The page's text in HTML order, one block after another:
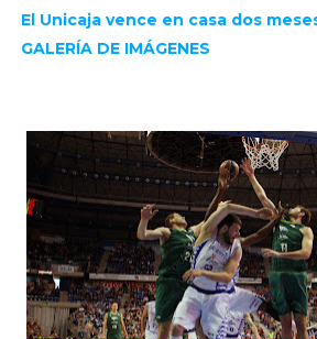
El Unicaja vence en casa dos
GALERÍA DE IMÁGENES